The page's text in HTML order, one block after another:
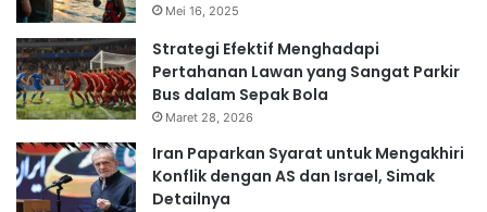
Mei 16, 2025
Strategi Efektif Menghadapi
Pertahanan Lawan yang Sangat Parkir
Bus dalam Sepak Bola
Maret 28, 2026
Iran Paparkan Syarat untuk Mengakhiri
Konflik dengan AS dan Israel, Simak
Detailnya